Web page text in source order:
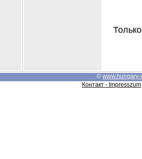
© www.hungary-
Контакт - Impresszum